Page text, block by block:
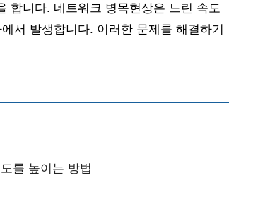
합니다. 네트워크 병목현상은 느린 속도
서 발생합니다. 이러한 문제를 해결하기
를 높이는 방법